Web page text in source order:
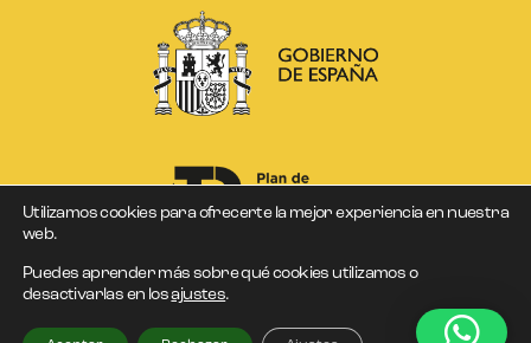
DCOLORES © Copyright 2026
Utilizamos cookies para ofrecerte la mejor experiencia en nuestra
web.
Puedes aprender más sobre qué cookies utilizamos o
desactivarlas en losajustes.